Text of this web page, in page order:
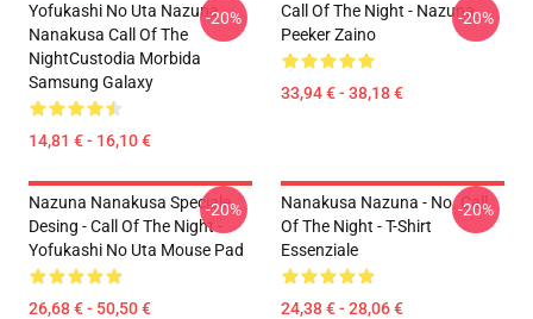
Yofukashi No Uta Nazuna
Nanakusa Call Of The
NightCustodia Morbida
Samsung Galaxy
14,81 € - 16,10 €
-20%
Call Of The Night - Nazuna
Peeker Zaino
33,94 € - 38,18 €
-20%
Nazuna Nanakusa Speciale
Desing - Call Of The Night -
Yofukashi No Uta Mouse Pad
26,68 € - 50,50 €
-20%
Nanakusa Nazuna - No. Call
Of The Night - T-Shirt
Essenziale
24,38 € - 28,06 €
-20%